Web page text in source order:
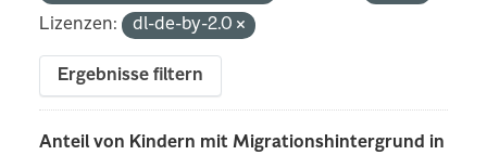
Lizenzen:
dl-de-by-2.0
Ergebnisse filtern
Anteil von Kindern mit Migrationshintergrund in